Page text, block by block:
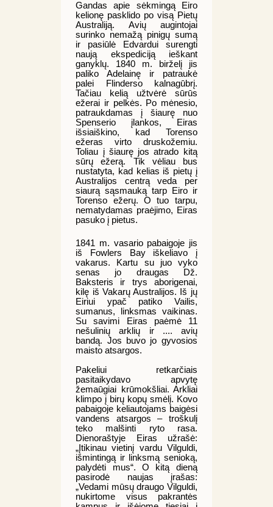
Gandas apie sėkmingą Eiro
kelionę pasklido po visą Pietų
Australiją. Avių augintojai
surinko nemažą pinigų sumą
ir pasiūlė Edvardui surengti
naują ekspediciją ieškant
ganyklų. 1840 m. birželį jis
paliko Adelainę ir patraukė
palei Flinderso kalnagūbrį.
Tačiau kelią užtvėrė sūrūs
ežerai ir pelkės. Po mėnesio,
patraukdamas į šiaurę nuo
Spenserio įlankos, Eiras
išsiaiškino, kad Torenso
ežeras virto druskožemiu.
Toliau į šiaurę jos atrado kitą
sūrų ežerą. Tik vėliau bus
nustatyta, kad kelias iš pietų į
Australijos centrą veda per
siaurą sąsmauką tarp Eiro ir
Torenso ežerų. O tuo tarpu,
nematydamas praėjimo, Eiras
pasuko į pietus.
1841 m. vasario pabaigoje jis
iš Fowlers Bay iškeliavo į
vakarus. Kartu su juo vyko
senas jo draugas Dž.
Baksteris ir trys aborigenai,
kilę iš Vakarų Australijos. Iš jų
Eiriui ypač patiko Vailis,
sumanus, linksmas vaikinas.
Su savimi Eiras paėmė 11
nešulinių arklių ir .... avių
bandą. Jos buvo jo gyvosios
maisto atsargos.
Pakeliui retkarčiais
pasitaikydavo apvytę
žemaūgiai krūmokšliai. Arkliai
klimpo į birų kopų smėlį. Kovo
pabaigoje keliautojams baigėsi
vandens atsargos – troškulį
teko malšinti ryto rasa.
Dienoraštyje Eiras užrašė:
„Įtikinau vietinį vardu Vilguldi,
išmintingą ir linksmą senioką,
palydėti mus“. O kitą dieną
pasirodė naujas įrašas:
„Vedami mūsų draugo Vilguldi,
nukirtome visus pakrantės